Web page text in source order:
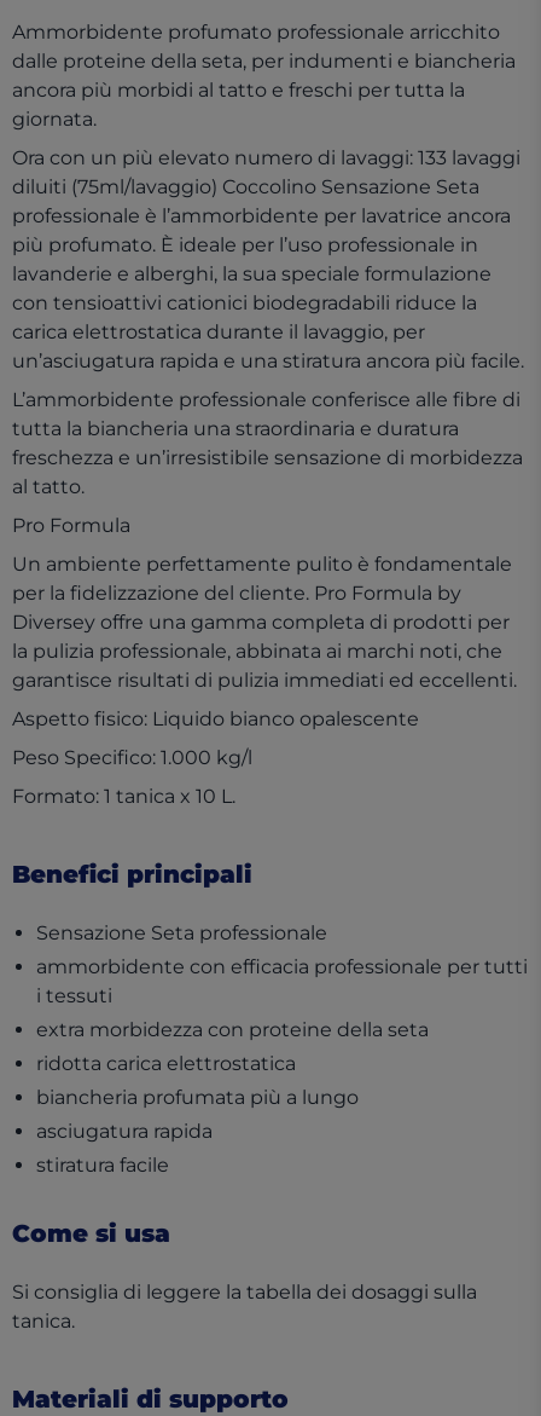
Ammorbidente profumato professionale arricchito
dalle proteine della seta, per indumenti e biancheria
ancora più morbidi al tatto e freschi per tutta la
giornata.
Ora con un più elevato numero di lavaggi: 133 lavaggi
diluiti (75ml/lavaggio) Coccolino Sensazione Seta
professionale è l’ammorbidente per lavatrice ancora
più profumato. È ideale per l’uso professionale in
lavanderie e alberghi, la sua speciale formulazione
con tensioattivi cationici biodegradabili riduce la
carica elettrostatica durante il lavaggio, per
un’asciugatura rapida e una stiratura ancora più facile.
L’ammorbidente professionale conferisce alle fibre di
tutta la biancheria una straordinaria e duratura
freschezza e un’irresistibile sensazione di morbidezza
al tatto.
Pro Formula
Un ambiente perfettamente pulito è fondamentale
per la fidelizzazione del cliente. Pro Formula by
Diversey offre una gamma completa di prodotti per
la pulizia professionale, abbinata ai marchi noti, che
garantisce risultati di pulizia immediati ed eccellenti.
Aspetto fisico: Liquido bianco opalescente
Peso Specifico: 1.000 kg/l
Formato: 1 tanica x 10 L.
Benefici principali
Sensazione Seta professionale
ammorbidente con efficacia professionale per tutti
i tessuti
extra morbidezza con proteine della seta
ridotta carica elettrostatica
biancheria profumata più a lungo
asciugatura rapida
stiratura facile
Come si usa
Si consiglia di leggere la tabella dei dosaggi sulla
tanica.
Materiali di supporto